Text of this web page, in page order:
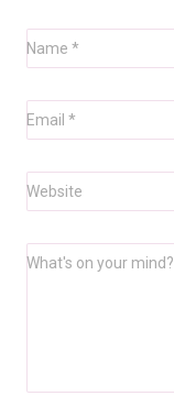
Name *
Email *
Website
What's on your mind?